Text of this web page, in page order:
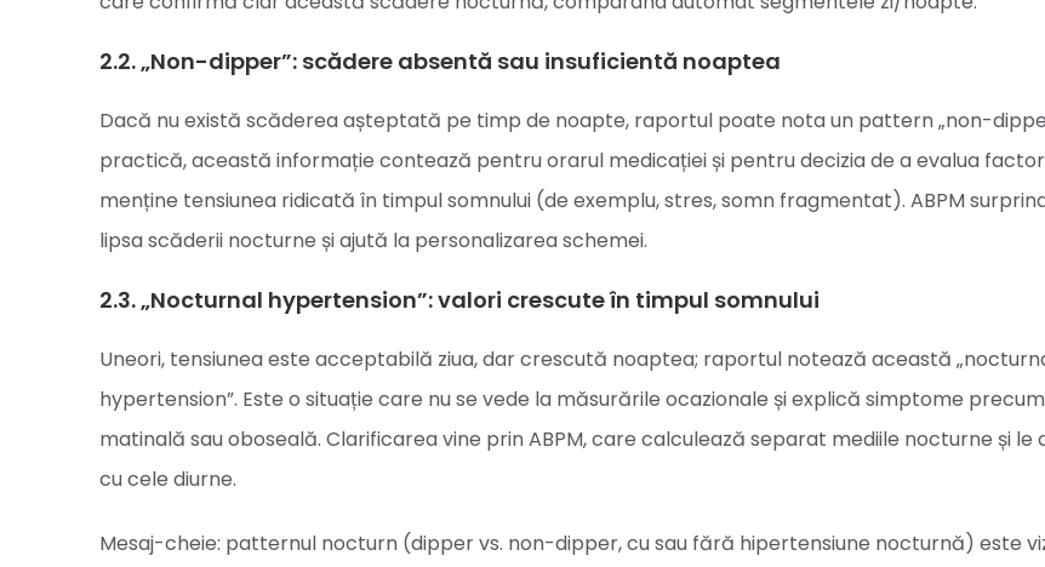
2.2. „Non-dipper”: scădere absentă sau insuficientă noaptea
Dacă nu există scăderea așteptată pe timp de noapte, raportul poate nota un pattern „non-
practică, această informație contează pentru orarul medicației și pentru decizia de a evalua
menține tensiunea ridicată în timpul somnului (de exemplu, stres, somn fragmentat). ABPM
lipsa scăderii nocturne și ajută la personalizarea schemei.
2.3. „Nocturnal hypertension”: valori crescute în timpul somnului
Uneori, tensiunea este acceptabilă ziua, dar crescută noaptea; raportul notează această
hypertension”. Este o situație care nu se vede la măsurările ocazionale și explică simptome
matinală sau oboseală. Clarificarea vine prin ABPM, care calculează separat mediile nocturne și le
cu cele diurne.
Mesaj-cheie: patternul nocturn (dipper vs. non-dipper, cu sau fără hipertensiune nocturnă) este